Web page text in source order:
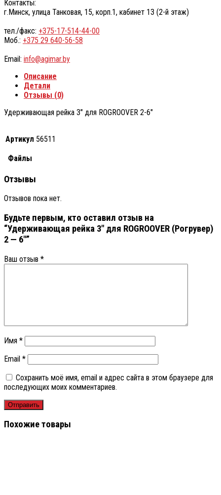
Контакты:
г.Минск, улица Танковая, 15, корп.1, кабинет 13 (2-й этаж)
тел./факс: +375-17-514-44-00
Моб.: +375 29 640-56-58
Email: info@agimar.by
Описание
Детали
Отзывы (0)
Удерживающая рейка 3″ для ROGROOVER 2-6″
Артикул 56511
Файлы
Отзывы
Отзывов пока нет.
Будьте первым, кто оставил отзыв на
“Удерживающая рейка 3″ для ROGROOVER (Рогрувер)
2 — 6″”
Ваш отзыв *
Имя *
Email *
Сохранить моё имя, email и адрес сайта в этом браузере для
последующих моих комментариев.
Похожие товары